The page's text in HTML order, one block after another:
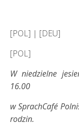
[POL] | [DEU]
[POL]
W niedzielne
16.00
w SprachCafé
rodzin.